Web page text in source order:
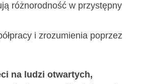
różnorodność w przystępny
i zrozumienia poprzez
na ludzi otwartych,